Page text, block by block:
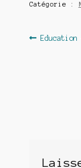
Catégorie :
Article